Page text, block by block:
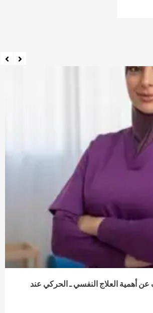
أهمية العلاج النفسي ـ الحركي عند